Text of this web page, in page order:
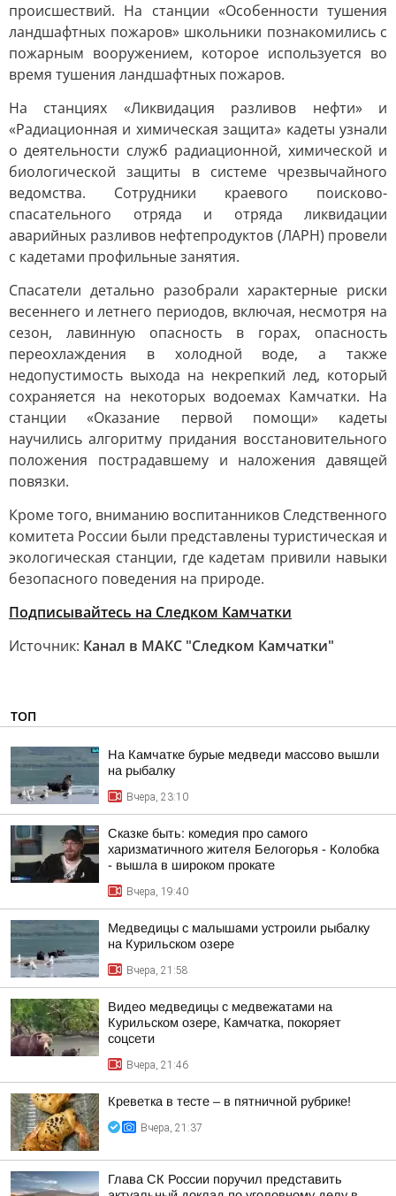
происшествий. На станции «Особенности тушения
ландшафтных пожаров» школьники познакомились с
пожарным вооружением, которое используется во
время тушения ландшафтных пожаров.
На станциях «Ликвидация разливов нефти» и
«Радиационная и химическая защита» кадеты узнали
о деятельности служб радиационной, химической и
биологической защиты в системе чрезвычайного
ведомства. Сотрудники краевого поисково-
спасательного отряда и отряда ликвидации
аварийных разливов нефтепродуктов (ЛАРН) провели
с кадетами профильные занятия.
Спасатели детально разобрали характерные риски
весеннего и летнего периодов, включая, несмотря на
сезон, лавинную опасность в горах, опасность
переохлаждения в холодной воде, а также
недопустимость выхода на некрепкий лед, который
сохраняется на некоторых водоемах Камчатки. На
станции «Оказание первой помощи» кадеты
научились алгоритму придания восстановительного
положения пострадавшему и наложения давящей
повязки.
Кроме того, вниманию воспитанников Следственного
комитета России были представлены туристическая и
экологическая станции, где кадетам привили навыки
безопасного поведения на природе.
Подписывайтесь на Следком Камчатки
Источник: Канал в МАКС "Следком Камчатки"
ТОП
На Камчатке бурые медведи массово вышли
на рыбалку
Вчера, 23:10
Сказке быть: комедия про самого
харизматичного жителя Белогорья - Колобка
- вышла в широком прокате
Вчера, 19:40
Медведицы с малышами устроили рыбалку
на Курильском озере
Вчера, 21:58
Видео медведицы с медвежатами на
Курильском озере, Камчатка, покоряет
соцсети
Вчера, 21:46
Креветка в тесте – в пятничной рубрике!
Вчера, 21:37
Глава СК России поручил представить